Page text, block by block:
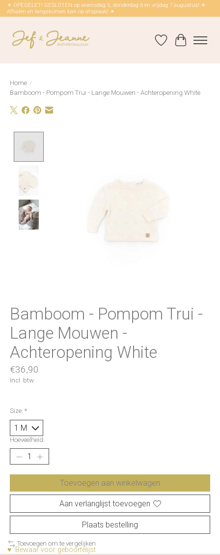
☀ OPEGELET! GESLOTEN op woensdag 5, donderdag 6 en vrijdag 7 augustus! ☀
Afhalen en langskomen kan op afspraak! ☀
Verlanglijst
Home /
Bamboom - Pompom Trui - Lange Mouwen - Achteropening White
Bamboom - Pompom Trui -
Lange Mouwen -
Achteropening White
€36,90
Incl. btw
Size: *
Hoeveelheid:
Toevoegen aan winkelwagen
Aan verlanglijst toevoegen
Plaats bestelling
Toevoegen om te vergelijken
♥ Bewaar voor geboortelijst